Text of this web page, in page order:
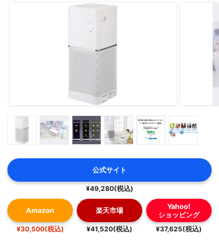
公式サイト
¥49,280(税込)
Amazon
¥30,500(税込)
楽天市場
¥41,520(税込)
Yahoo!
ショッピング
¥37,625(税込)